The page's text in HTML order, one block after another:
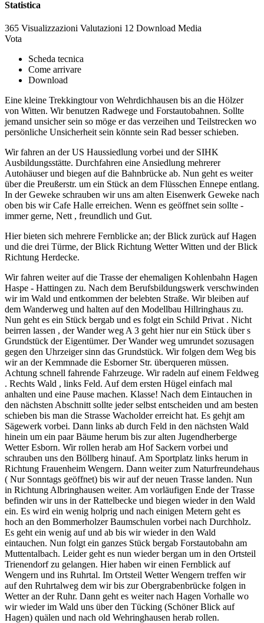
Statistica
365 Visualizzazioni Valutazioni 12 Download Media
Vota
Scheda tecnica
Come arrivare
Download
Eine kleine Trekkingtour von Wehrdichhausen bis an die Hölzer
von Witten. Wir benutzen Radwege und Forstautobahnen. Sollte
jemand unsicher sein so möge er das verzeihen und Teilstrecken wo
persönliche Unsicherheit sein könnte sein Rad besser schieben.
Wir fahren an der US Haussiedlung vorbei und der SIHK
Ausbildungsstätte. Durchfahren eine Ansiedlung mehrerer
Autohäuser und biegen auf die Bahnbrücke ab. Nun geht es weiter
über die Preußerstr. um ein Stück an dem Flüsschen Ennepe entlang.
In der Geweke schrauben wir uns am alten Eisenwerk Geweke nach
oben bis wir Cafe Halle erreichen. Wenn es geöffnet sein sollte -
immer gerne, Nett , freundlich und Gut.
Hier bieten sich mehrere Fernblicke an; der Blick zurück auf Hagen
und die drei Türme, der Blick Richtung Wetter Witten und der Blick
Richtung Herdecke.
Wir fahren weiter auf die Trasse der ehemaligen Kohlenbahn Hagen
Haspe - Hattingen zu. Nach dem Berufsbildungswerk verschwinden
wir im Wald und entkommen der belebten Straße. Wir bleiben auf
dem Wanderweg und halten auf den Modellbau Hillringhaus zu.
Nun geht es ein Stück bergab und es folgt ein Schild Privat . Nicht
beirren lassen , der Wander weg A 3 geht hier nur ein Stück über s
Grundstück der Eigentümer. Der Wander weg umrundet sozusagen
gegen den Uhrzeiger sinn das Grundstück. Wir folgen dem Weg bis
wir an der Kemmnade die Esborner Str. überqueren müssen.
Achtung schnell fahrende Fahrzeuge. Wir radeln auf einem Feldweg
. Rechts Wald , links Feld. Auf dem ersten Hügel einfach mal
anhalten und eine Pause machen. Klasse! Nach dem Eintauchen in
den nächsten Abschnitt sollte jeder selbst entscheiden und am besten
schieben bis man die Strasse Wacholder erreicht hat. Es gehjt am
Sägewerk vorbei. Dann links ab durch Feld in den nächsten Wald
hinein um ein paar Bäume herum bis zur alten Jugendherberge
Wetter Esborn. Wir rollen herab am Hof Sackern vorbei und
schrauben uns den Böllberg hinauf. Am Sportplatz links herum in
Richtung Frauenheim Wengern. Dann weiter zum Naturfreundehaus
( Nur Sonntags geöffnet) bis wir auf der neuen Trasse landen. Nun
in Richtung Albringhausen weiter. Am vorläufigen Ende der Trasse
befinden wir uns in der Rattelbecke und biegen wieder in den Wald
ein. Es wird ein wenig holprig und nach einigen Metern geht es
hoch an den Bommerholzer Baumschulen vorbei nach Durchholz.
Es geht ein wenig auf und ab bis wir wieder in den Wald
eintauchen. Nun folgt ein ganzes Stück bergab Forstautobahn am
Muttentalbach. Leider geht es nun wieder bergan um in den Ortsteil
Trienendorf zu gelangen. Hier haben wir einen Fernblick auf
Wengern und ins Ruhrtal. Im Ortsteil Wetter Wengern treffen wir
auf den Ruhrtalweg dem wir bis zur Obergrabenbrücke folgen in
Wetter an der Ruhr. Dann geht es weiter nach Hagen Vorhalle wo
wir wieder im Wald uns über den Tücking (Schöner Blick auf
Hagen) quälen und nach old Wehringhausen herab rollen.